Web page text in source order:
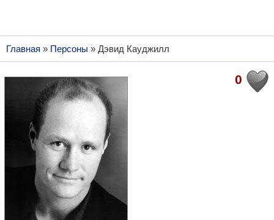
Главная » Персоны » Дэвид Кауджилл
0